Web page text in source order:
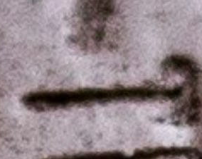
Décoration de jardin
Bordures de jardin
Créez votre mobile